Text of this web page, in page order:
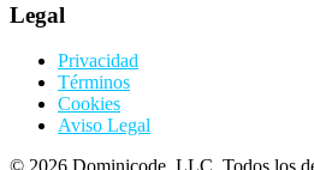
Legal
Privacidad
Términos
Cookies
Aviso Legal